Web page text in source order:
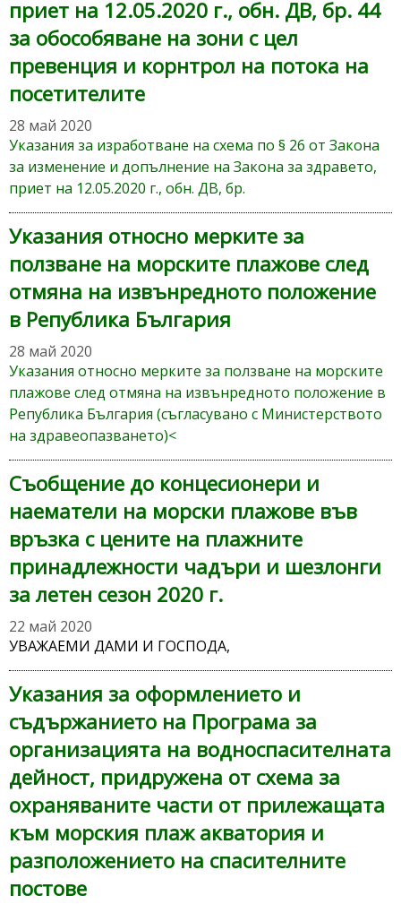
приет на 12.05.2020 г., обн. ДВ, бр. 44
за обособяване на зони с цел
превенция и корнтрол на потока на
посетителите
28 май 2020
Указания за изработване на схема по § 26 от Закона
за изменение и допълнение на Закона за здравето,
приет на 12.05.2020 г., обн. ДВ, бр.
Указания относно мерките за
ползване на морските плажове след
отмяна на извънредното положение
в Република България
28 май 2020
Указания относно мерките за ползване на морските
плажове след отмяна на извънредното положение в
Република България (съгласувано с Министерството
на здравеопазването)<
Съобщение до концесионери и
наематели на морски плажове във
връзка с цените на плажните
принадлежности чадъри и шезлонги
за летен сезон 2020 г.
22 май 2020
УВАЖАЕМИ ДАМИ И ГОСПОДА,
Указания за оформлението и
съдържанието на Програма за
организацията на водноспасителната
дейност, придружена от схема за
охраняваните части от прилежащата
към морския плаж акватория и
разположението на спасителните
постове